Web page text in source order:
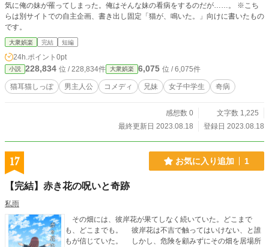
気に俺の妹が罹ってしまった。俺はそんな妹の看病をするのだが……。 ※こち
らは別サイトでの自主企画、書き出し固定「猫が、鳴いた。」向けに書いたもの
です。
大衆娯楽 完結 短編
24h.ポイント 0pt
小説 228,834 位 / 228,834件 大衆娯楽 6,075 位 / 6,075件
猫耳猫しっぽ 男主人公 コメディ 兄妹 女子中学生 奇病
感想数 0
文字数 1,225
最終更新日 2023.08.18
登録日 2023.08.18
17 お気に入り追加 1
【完結】赤き花の呪いと奇跡
私雨
その畑には、彼岸花が果てしなく続いていた。どこまで
も、どこまでも。 彼岸花は不吉で触ってはいけない、と誰
もが信じていた。 しかし、危険を顧みずにその畑を居場所